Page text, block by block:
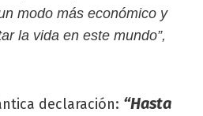
modo más económico y
la vida en este mundo”,
declaración: “Hasta